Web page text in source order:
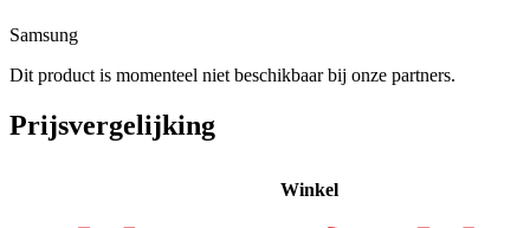
Samsung
Dit product is momenteel niet beschikbaar bij onze partners.
Prijsvergelijking
Winkel